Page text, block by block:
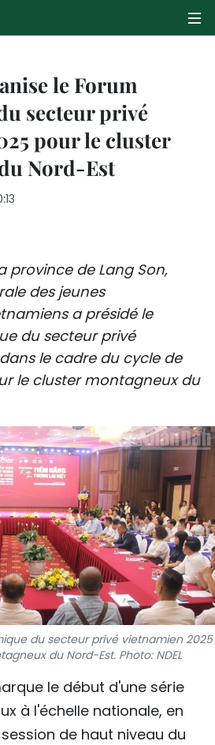
D'ACCUEIL
NATAL
DU "PEUPLE"
VIỆT
le Forum
secteur privé
pour le cluster
Nord-Est
province de Lang Son,
des jeunes
a présidé le
du secteur privé
le cadre du cycle de
le cluster montagneux du
du secteur privé vietnamien 2025
du Nord-Est. Photo: NDEL
le début d'une série
à l'échelle nationale, en
de haut niveau du